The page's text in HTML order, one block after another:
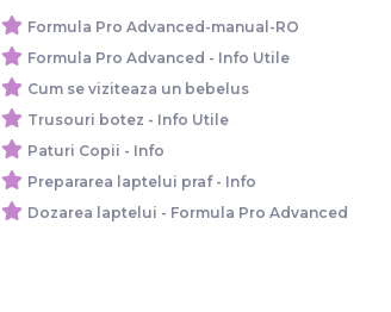
Formula Pro Advanced-manual-RO
Formula Pro Advanced - Info Utile
Cum se viziteaza un bebelus
Trusouri botez - Info Utile
Paturi Copii - Info
Prepararea laptelui praf - Info
Dozarea laptelui - Formula Pro Advanced